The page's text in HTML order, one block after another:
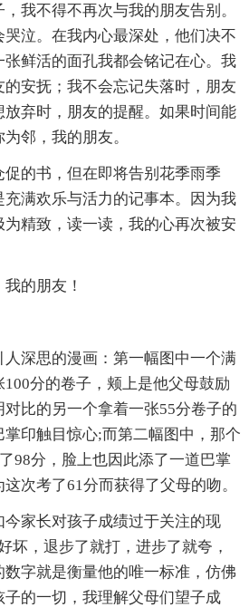
我不得不再次与我的朋友告别。
泣。在我内心最深处，他们决不
鲜活的面孔我都会铭记在心。我
安抚；我不会忘记失落时，朋友
弃时，朋友的提醒。如果时间能
邻，我的朋友。
促的书，但在即将告别花季雨季
满欢乐与活力的记事本。因为我
精致，读一读，我的心再次被安
的朋友！
深思的漫画：第一幅图中一个满
分的卷子，颊上是他父母鼓励
比的另一个拿着一张55分卷子的
印触目惊心;而第二幅图中，那个
98分，脸上也因此添了一道巴掌
次考了61分而获得了父母的吻。
家长对孩子成绩过于关注的现
坏，退步了就打，进步了就夸，
字就是衡量他的唯一标准，仿佛
的一切，我理解父母们望子成